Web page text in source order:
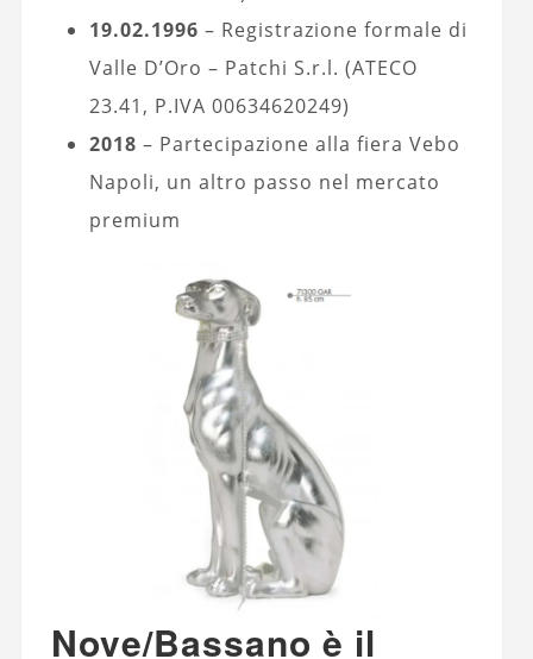
19.02.1996 – Registrazione formale di
Valle D’Oro – Patchi S.r.l. (ATECO
23.41, P.IVA 00634620249)
2018 – Partecipazione alla fiera Vebo
Napoli, un altro passo nel mercato
premium
Nove/Bassano è il